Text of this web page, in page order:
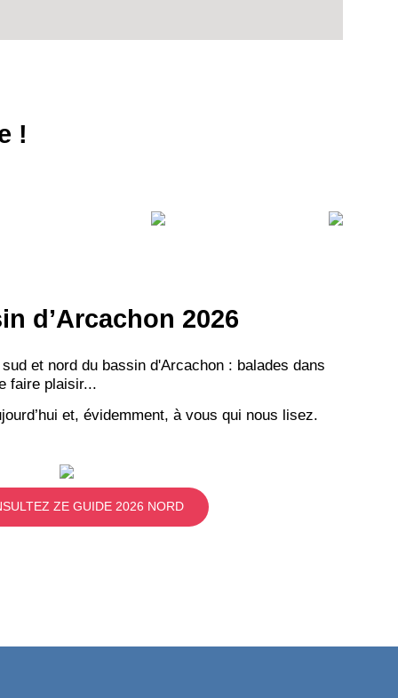
!
d’Arcachon 2026
et nord du bassin d'Arcachon : balades dans
faire plaisir...
et, évidemment, à vous qui nous lisez.
ZE GUIDE 2026 NORD